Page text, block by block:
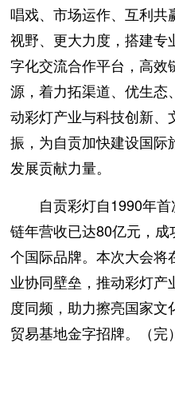
唱戏、市场运作、互利共
视野、更大力度，搭建专
字化交流合作平台，高效
源，着力拓渠道、优生态
动彩灯产业与科技创新
振，为自贡加快建设国
发展贡献力量。
自贡彩灯自1990年
链年营收已达80亿元，成
个国际品牌。本次大会
业协同壁垒，推动彩灯
度同频，助力擦亮国家
贸易基地金字招牌。（完）